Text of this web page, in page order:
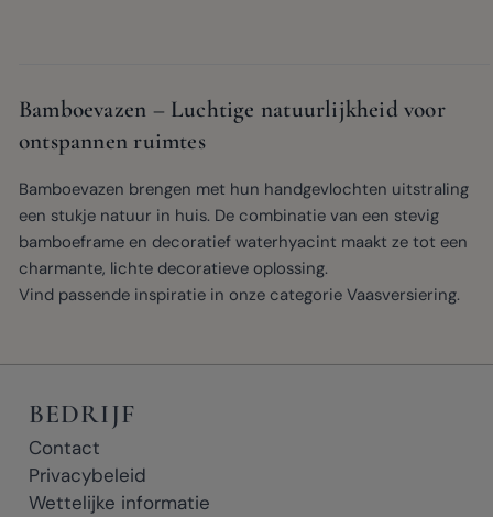
Bamboevazen – Luchtige natuurlijkheid voor
ontspannen ruimtes
Bamboevazen brengen met hun handgevlochten uitstraling
een stukje natuur in huis. De combinatie van een stevig
bamboeframe en decoratief waterhyacint maakt ze tot een
charmante, lichte decoratieve oplossing.
Vind passende inspiratie in onze categorie Vaasversiering.
BEDRIJF
Contact
Privacybeleid
Wettelijke informatie